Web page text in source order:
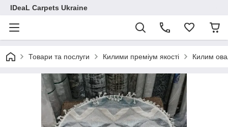
IDeaL Carpets Ukraine
Товари та послуги Килими преміум якості Килим